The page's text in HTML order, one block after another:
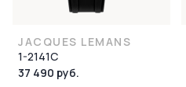
JACQUES LEMANS
1-2141C
37 490 руб.